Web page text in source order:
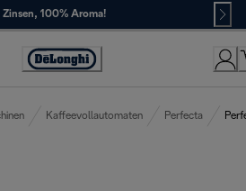
Zinsen, 100% Aroma!
Erklärung
Zugänglichkeit
Kaffeevollautomaten Perfecta